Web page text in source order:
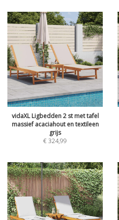
vidaXL Ligbedden 2 st met tafel
massief acaciahout en textileen
grijs
€324,99